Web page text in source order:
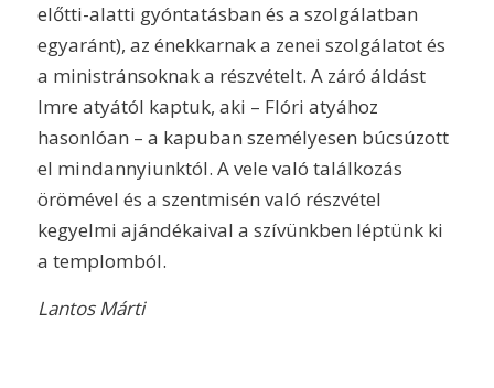
előtti-alatti gyóntatásban és a szolgálatban
egyaránt), az énekkarnak a zenei szolgálatot és
a ministránsoknak a részvételt. A záró áldást
Imre atyától kaptuk, aki – Flóri atyához
hasonlóan – a kapuban személyesen búcsúzott
el mindannyiunktól. A vele való találkozás
örömével és a szentmisén való részvétel
kegyelmi ajándékaival a szívünkben léptünk ki
a templomból.
Lantos Márti